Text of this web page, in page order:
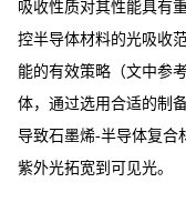
吸收性质对其性能具有
控半导体材料的光吸收
能的有效策略（文中参
体，通过选用合适的制
导致石墨烯-半导体复合
紫外光拓宽到可见光。